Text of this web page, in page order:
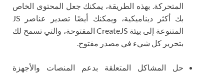
المتحركة. بهذه الطريقة، يمكنك جعل المحتوى الخاص
بك أكثر ديناميكية، ويمكنك أيضًا تصدير عناصر JS
المتنوعة إلى بيئة CreateJS المفتوحة، والتي تسمح لك
بتحرير كل شيء في مصدر مفتوح.
حل المشاكل المتعلقة بدعم المنصات والأجهزة